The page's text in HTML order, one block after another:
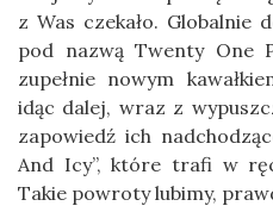
z Was czekało. Globalnie
pod nazwą Twenty One
zupełnie nowym
idąc dalej, wraz z
zapowiedź ich
And Icy”, które trafi w
Takie powroty lubimy,